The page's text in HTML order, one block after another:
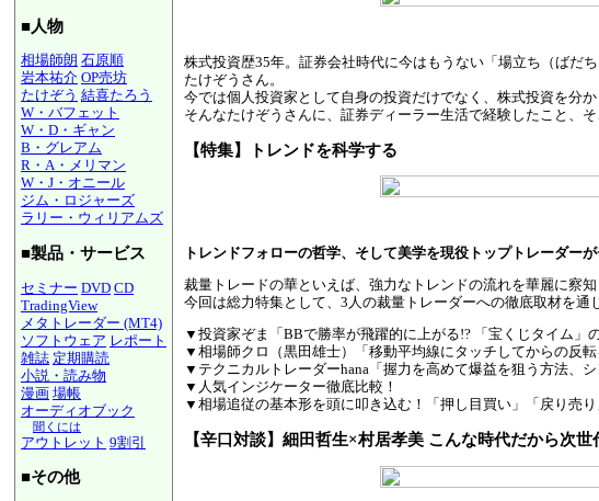
■人物
相場師朗 石原順
岩本祐介 OP売坊
たけぞう 結喜たろう
W・バフェット
W・D・ギャン
B・グレアム
R・A・メリマン
W・J・オニール
ジム・ロジャーズ
ラリー・ウィリアムズ
■製品・サービス
セミナー DVD CD
TradingView
メタトレーダー (MT4)
ソフトウェア レポート
雑誌 定期購読
小説・読み物
漫画 場帳
オーディオブック
聞くには
アウトレット 9割引
■その他
株式投資歴35年。証券会社時代に今はもうない「場立ち（ばだ
たけぞうさん。
今では個人投資家として自身の投資だけでなく、株式投資を分
そんなたけぞうさんに、証券ディーラー生活で経験したこと、
【特集】トレンドを科学する
トレンドフォローの哲学、そして美学を現役トップトレーダー
裁量トレードの華といえば、強力なトレンドの流れを華麗に察
今回は総力特集として、3人の裁量トレーダーへの徹底取材を
▼投資家ぞま「BBで勝率が飛躍的に上がる!? 「宝くじタイム」
▼相場師クロ（黒田雄士）「移動平均線にタッチしてからの反転
▼テクニカルトレーダーhana「握力を高めて爆益を狙う方法、シ
▼人気インジケーター徹底比較！
▼相場追従の基本形を頭に叩き込む！「押し目買い」「戻り売
【辛口対談】細田哲生×村居孝美 こんな時代だから次世